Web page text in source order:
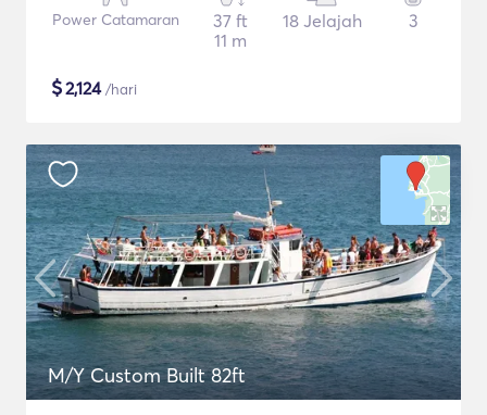
Power Catamaran
37 ft
11 m
18 Jelajah 3
$2,124/hari
M/Y Custom Built 82ft